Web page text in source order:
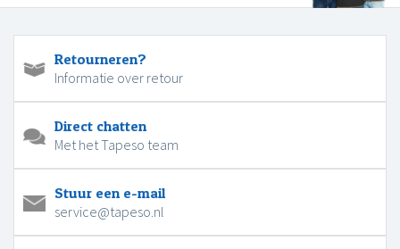
Retourneren?
Informatie over retour
Direct chatten
Met het Tapeso team
Stuur een e-mail
service@tapeso.nl